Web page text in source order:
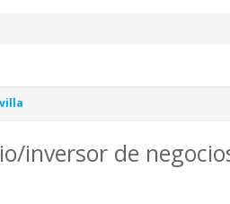
inversor de